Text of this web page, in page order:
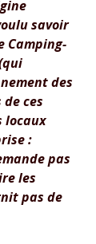
savoir
Camping-
des
ces
locaux
:
pas
les
pas de